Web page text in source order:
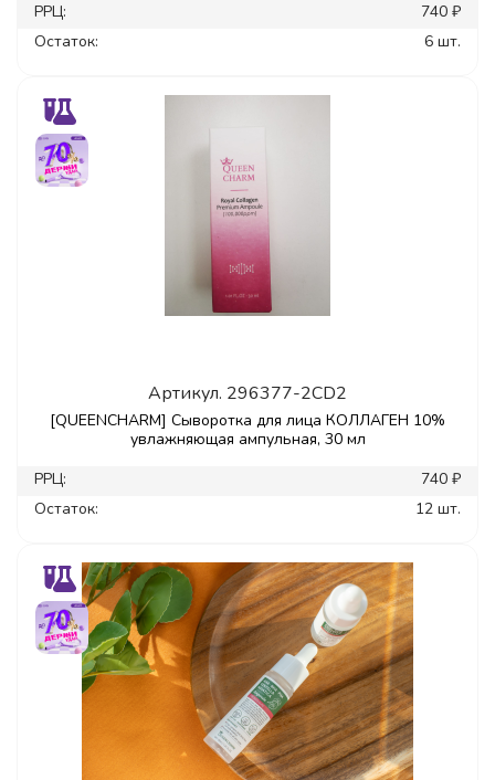
РРЦ:
740 ₽
Остаток:
6 шт.
Артикул. 296377-2CD2
[QUEENCHARM] Сыворотка для лица КОЛЛАГЕН 10%
увлажняющая ампульная, 30 мл
РРЦ:
740 ₽
Остаток:
12 шт.